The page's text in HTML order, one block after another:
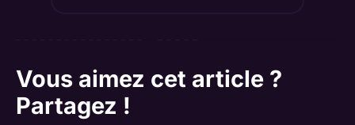
Vous aimez cet article ?
Partagez !